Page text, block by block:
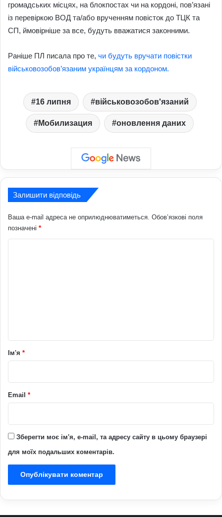
громадських місцях, на блокпостах чи на кордоні, пов’язані
із перевіркою ВОД та/або врученням повісток до ТЦК та
СП, ймовірніше за все, будуть вважатися законними.
Раніше ПЛ писала про те, чи будуть вручати повістки
військовозобов’язаним українцям за кордоном.
16 липня військовозобов'язаний
Мобилизация оновлення даних
Залишити відповідь
Ваша e-mail адреса не оприлюднюватиметься. Обов’язкові поля
позначені *
рІм'я *
Email *
Зберегти моє ім'я, e-mail, та адресу сайту в цьому браузері
для моїх подальших коментарів.